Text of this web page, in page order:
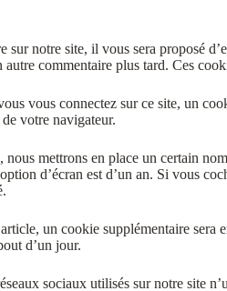
sur notre site, il vous sera proposé
commentaire plus tard. Ces
vous connectez sur ce site, un
votre navigateur.
mettrons en place un certain
d’écran est d’un an. Si vous
un cookie supplémentaire sera
d’un jour.
sociaux utilisés sur notre site